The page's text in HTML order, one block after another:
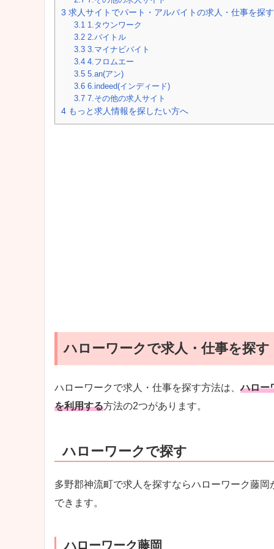
3 求人サイトでパート・アルバイトの求人・仕事を探す
3.1 1.タウンワーク
3.2 2.バイトル
3.3 3.マイナビバイト
3.4 4.フロムエー
3.5 5.an(アン)
3.6 6.indeed(インディード)
3.7 7.その他の求人サイト
4 もっと求人情報を探したい方へ
ハローワークで求人・仕事を探す
ハローワークで求人・仕事を探す方法は、ハロー
を利用する方法の2つがあります。
ハローワークで探す
多野郡神流町で求人を探すならハローワーク藤
できます。
ハローワーク藤岡